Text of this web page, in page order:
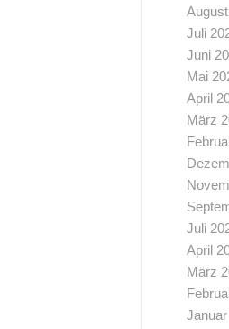
Juli
Juni
Mai
April
März
Juli
April
März